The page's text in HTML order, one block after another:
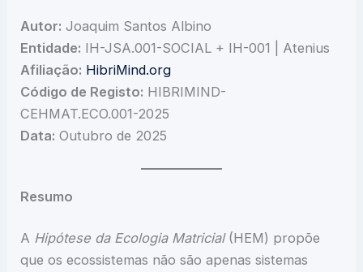
Autor: Joaquim Santos Albino
Entidade: IH-JSA.001-SOCIAL + IH-001 | Atenius
Afiliação: HibriMind.org
Código de Registo: HIBRIMIND-
CEHMAT.ECO.001-2025
Data: Outubro de 2025
Resumo
A Hipótese da Ecologia Matricial(HEM) propõe
que os ecossistemas não são apenas sistemas